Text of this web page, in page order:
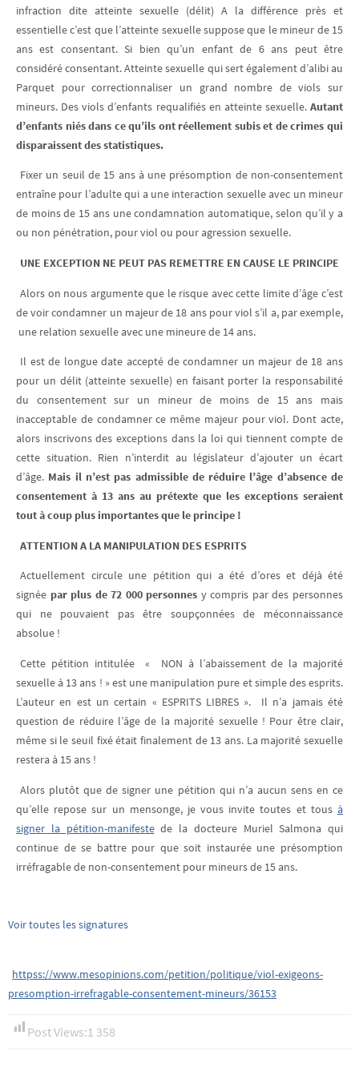
infraction dite atteinte sexuelle (délit) A la différence près et
essentielle c’est que l’atteinte sexuelle suppose que le mineur de 15
ans est consentant. Si bien qu’un enfant de 6 ans peut être
considéré consentant. Atteinte sexuelle qui sert également d’alibi au
Parquet pour correctionnaliser un grand nombre de viols sur
mineurs. Des viols d’enfants requalifiés en atteinte sexuelle. Autant
d’enfants niés dans ce qu’ils ont réellement subis et de crimes qui
disparaissent des statistiques.
Fixer un seuil de 15 ans à une présomption de non-consentement
entraîne pour l’adulte qui a une interaction sexuelle avec un mineur
de moins de 15 ans une condamnation automatique, selon qu’il y a
ou non pénétration, pour viol ou pour agression sexuelle.
UNE EXCEPTION NE PEUT PAS REMETTRE EN CAUSE LE PRINCIPE
Alors on nous argumente que le risque avec cette limite d’âge c’est
de voir condamner un majeur de 18 ans pour viol s’il a, par exemple,
une relation sexuelle avec une mineure de 14 ans.
Il est de longue date accepté de condamner un majeur de 18 ans
pour un délit (atteinte sexuelle) en faisant porter la responsabilité
du consentement sur un mineur de moins de 15 ans mais
inacceptable de condamner ce même majeur pour viol. Dont acte,
alors inscrivons des exceptions dans la loi qui tiennent compte de
cette situation. Rien n’interdit au législateur d’ajouter un écart
d’âge. Mais il n’est pas admissible de réduire l’âge d’absence de
consentement à 13 ans au prétexte que les exceptions seraient
tout à coup plus importantes que le principe !
ATTENTION A LA MANIPULATION DES ESPRITS
Actuellement circule une pétition qui a été d’ores et déjà été
signée par plus de 72 000 personnes y compris par des personnes
qui ne pouvaient pas être soupçonnées de méconnaissance
absolue !
Cette pétition intitulée « NON à l’abaissement de la majorité
sexuelle à 13 ans ! » est une manipulation pure et simple des esprits.
L’auteur en est un certain « ESPRITS LIBRES ». Il n’a jamais été
question de réduire l’âge de la majorité sexuelle ! Pour être clair,
même si le seuil fixé était finalement de 13 ans. La majorité sexuelle
restera à 15 ans !
Alors plutôt que de signer une pétition qui n’a aucun sens en ce
qu’elle repose sur un mensonge, je vous invite toutes et tous à
signer la pétition-manifestede la docteure Muriel Salmona qui
continue de se battre pour que soit instaurée une présomption
irréfragable de non-consentement pour mineurs de 15 ans.
Voir toutes les signatures
httpss://www.mesopinions.com/petition/politique/viol-exigeons-
presomption-irrefragable-consentement-mineurs/36153
Post Views:1 358